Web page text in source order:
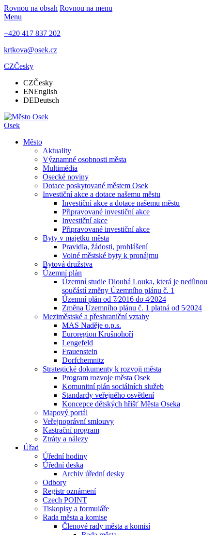
Rovnou na obsah Rovnou na menu
Menu
+420 417 837 202
krtkova@osek.cz
CZČesky
CZČesky
ENEnglish
DEDeutsch
Osek
Město
Aktuality
Významné osobnosti města
Multimédia
Osecké noviny
Dotace poskytované městem Osek
Investiční akce a dotace našemu městu
Investiční akce a dotace našemu městu
Připravované investiční akce
Investiční akce
Připravované investiční akce
Byty v majetku města
Pravidla, žádosti, prohlášení
Volné městské byty k pronájmu
Bytová družstva
Územní plán
Územní studie Dlouhá Louka, která je nedílnou
součástí změny Územního plánu č. 1
Územní plán od 7⁄2016 do 4⁄2024
Změna Územního plánu č. 1 platná od 5⁄2024
Meziměstské a přeshraniční vztahy
MAS Naděje o.p.s.
Euroregion Krušnohoří
Lengefeld
Frauenstein
Dorfchemnitz
Strategické dokumenty k rozvoji města
Program rozvoje města Osek
Komunitní plán sociálních služeb
Standardy veřejného osvětlení
Koncepce dětských hřišť Města Oseka
Mapový portál
Veřejnoprávní smlouvy
Kastrační program
Ztráty a nálezy
Úřad
Úřední hodiny
Úřední deska
Archiv úřední desky
Odbory
Registr oznámení
Czech POINT
Tiskopisy a formuláře
Rada města a komise
Členové rady města a komisí